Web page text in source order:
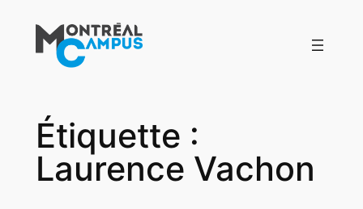
contenu
Étiquette :
Laurence Vachon